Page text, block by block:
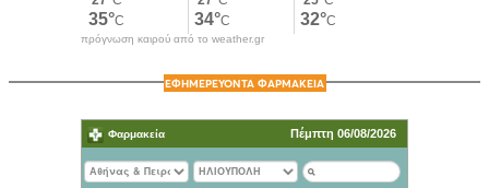
πρόγνωση καιρού από το weather.gr
ΕΦΗΜΕΡΕΥΟΝΤΑ ΦΑΡΜΑΚΕΙΑ